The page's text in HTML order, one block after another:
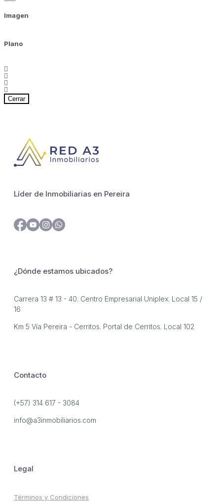
Imagen
Plano
Cerrar
Líder de Inmobiliarias en Pereira
¿Dónde estamos ubicados?
Carrera 13 # 13 - 40. Centro Empresarial Uniplex. Local 15 /
16
Km 5 Vía Pereira - Cerritos. Portal de Cerritos. Local 102
Contacto
(+57) 314 617 - 3084
info@a3inmobiliarios.com
Legal
Términos y Condiciones